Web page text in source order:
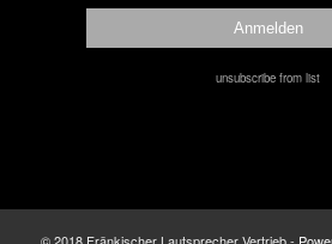
unsubscribe from list
© 2018 Fränkischer Lautsprecher Vertrieb -